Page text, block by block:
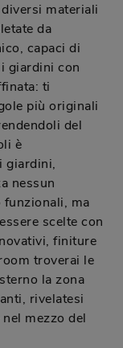
materiali
da
capaci di
giardini con
ti
più originali
del
è
giardini,
nessun
funzionali, ma
scelte con
finiture
troverai le
la zona
rivelatesi
mezzo del